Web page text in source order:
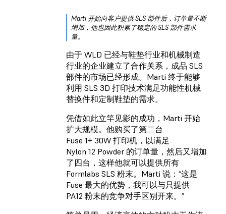
Marti 开始向客户提供 SLS 部件后，订单量不断
增加，他也因此积累了稳定的 SLS 部件需求
量。
由于 WLD 已经与鞋垫行业和机械制造
行业的企业建立了合作关系，成品 SLS
部件的市场已经形成。Marti 终于能够
利用 SLS 3D 打印技术满足功能性机械
替换件和定制鞋垫的需求。
凭借如此立竿见影的成功，Marti 开始
扩大规模。他购买了第二台
Fuse 1+ 30W 打印机，以满足
Nylon 12 Powder 的订单量，然后又增加
了四台，这样他就可以提供所有
Formlabs SLS 粉末。Marti 说：“这是
Fuse 最大的优势，我可以与只提供
PA12 粉末的竞争对手区别开来。”